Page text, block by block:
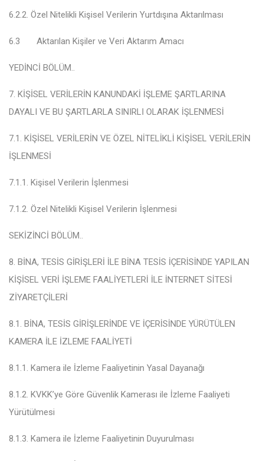
6.2.2. Özel Nitelikli Kişisel Verilerin Yurtdışına Aktarılması
6.3 Aktarılan Kişiler ve Veri Aktarım Amacı
YEDİNCİ BÖLÜM..
7. KİŞİSEL VERİLERİN KANUNDAKİ İŞLEME ŞARTLARINA
DAYALI VE BU ŞARTLARLA SINIRLI OLARAK İŞLENMESİ
7.1. KİŞİSEL VERİLERİN VE ÖZEL NİTELİKLİ KİŞİSEL VERİLERİN
İŞLENMESİ
7.1.1. Kişisel Verilerin İşlenmesi
7.1.2. Özel Nitelikli Kişisel Verilerin İşlenmesi
SEKİZİNCİ BÖLÜM..
8. BİNA, TESİS GİRİŞLERİ İLE BİNA TESİS İÇERİSİNDE YAPILAN
KİŞİSEL VERİ İŞLEME FAALİYETLERİ İLE İNTERNET SİTESİ
ZİYARETÇİLERİ
8.1. BİNA, TESİS GİRİŞLERİNDE VE İÇERİSİNDE YÜRÜTÜLEN
KAMERA İLE İZLEME FAALİYETİ
8.1.1. Kamera ile İzleme Faaliyetinin Yasal Dayanağı
8.1.2. KVKK’ye Göre Güvenlik Kamerası ile İzleme Faaliyeti
Yürütülmesi
8.1.3. Kamera ile İzleme Faaliyetinin Duyurulması